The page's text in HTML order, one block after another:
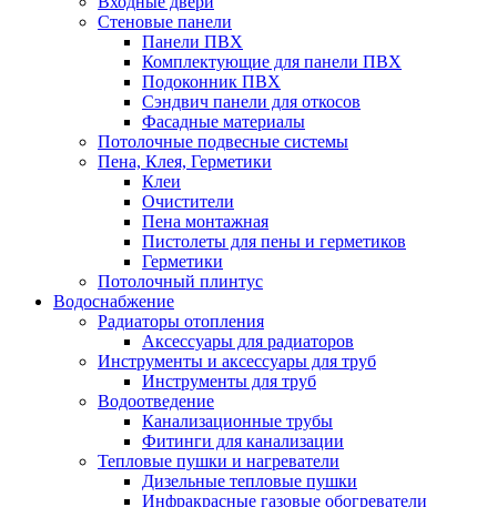
Стеновые панели
Панели ПВХ
Комплектующие для панели ПВХ
Подоконник ПВХ
Сэндвич панели для откосов
Фасадные материалы
Потолочные подвесные системы
Пена, Клея, Герметики
Клеи
Очистители
Пена монтажная
Пистолеты для пены и герметиков
Герметики
Потолочный плинтус
Водоснабжение
Радиаторы отопления
Аксессуары для радиаторов
Инструменты и аксессуары для труб
Инструменты для труб
Водоотведение
Канализационные трубы
Фитинги для канализации
Тепловые пушки и нагреватели
Дизельные тепловые пушки
Инфракрасные газовые обогреватели